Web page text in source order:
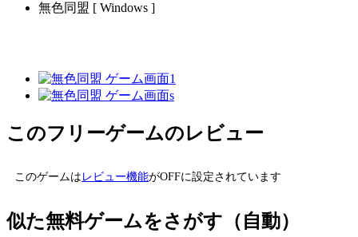
無色同盟 [ Windows ]
このフリーゲームのレビュー
このゲームは レビュー機能がOFFに設定されています
似た無料ゲームをさがす（自動）